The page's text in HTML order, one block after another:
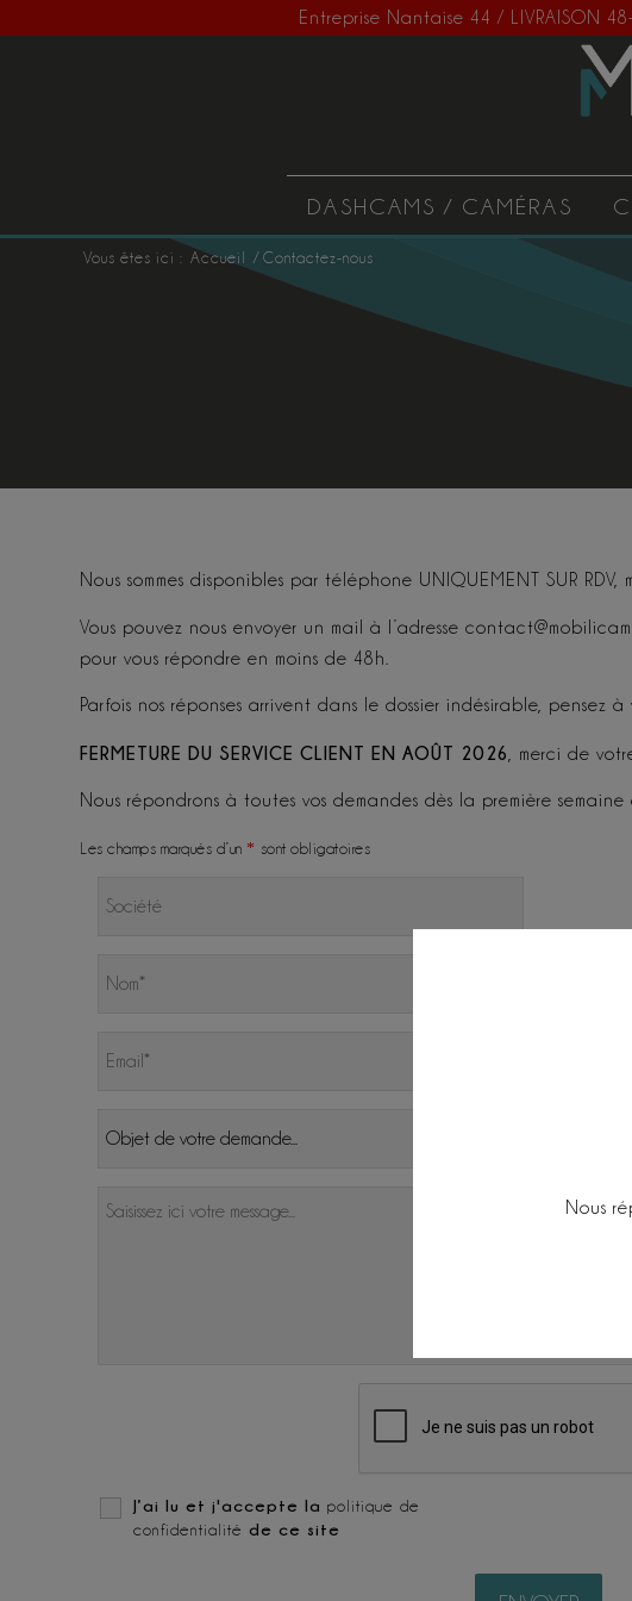
Entreprise Nantaise 44 / LIVRAISON
DASHCAMS / CAMÉRAS
Vous êtes ici : Accueil / Contactez-nous
Nous sommes disponibles par téléphone UNIQUEMENT SUR
Vous pouvez nous envoyer un mail à l’adresse
pour vous répondre en moins de 48h.
Parfois nos réponses arrivent dans le dossier indésirable, pensez à
FERMETURE DU SERVICE CLIENT EN AOÛT 2026 , merci de
Nous répondrons à toutes vos demandes dès la première semaine
Les champs marqués d’un * sont obligatoires
J’ai lu et j'accepte la politique de
confidentialité de ce site
Nous